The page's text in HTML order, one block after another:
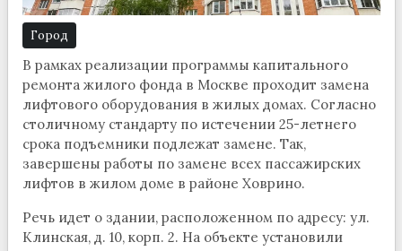
Город
В рамках реализации программы капитального
ремонта жилого фонда в Москве проходит замена
лифтового оборудования в жилых домах. Согласно
столичному стандарту по истечении 25-летнего
срока подъемники подлежат замене. Так,
завершены работы по замене всех пассажирских
лифтов в жилом доме в районе Ховрино.
Речь идет о здании, расположенном по адресу: ул.
Клинская, д. 10, корп. 2. На объекте установили